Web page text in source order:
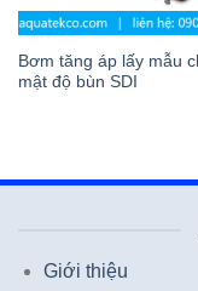
Bơm tăng áp lấy mẫu
mật độ bùn SDI
Giới thiệu